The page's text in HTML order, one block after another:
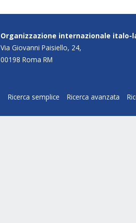
Organizzazione internazionale italo-
Via Giovanni Paisiello, 24,
00198 Roma RM
Ricerca semplice Ricerca avanzata